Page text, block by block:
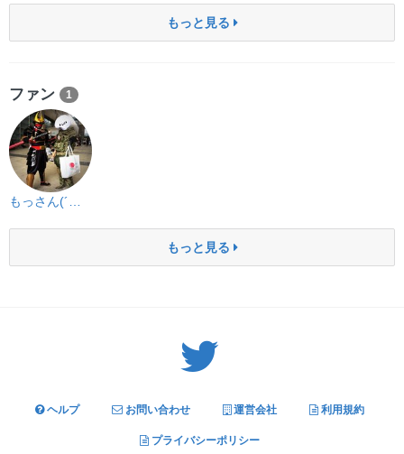
もっと見る
ファン 1
もっと見る
ヘルプ お問い合わせ 運営会社 利用規約
プライバシーポリシー